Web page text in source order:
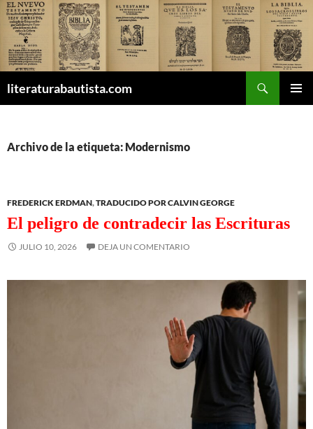
literaturabautista.com
Archivo de la etiqueta: Modernismo
FREDERICK ERDMAN,TRADUCIDO POR CALVIN GEORGE
El peligro de contradecir las Escrituras
JULIO 10, 2026 DEJA UN COMENTARIO